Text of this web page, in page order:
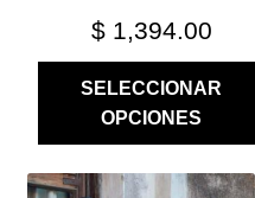
$1,394.00
SELECCIONAR
OPCIONES
ESTE